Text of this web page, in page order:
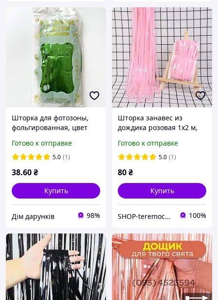
Шторка для фотозоны,
фольгированная, цвет
100*200 см.
Готово к отправке
5.0 (1)
38.60₴
Купить
Дім дарунків 98%
Шторка занавес из
дождика розовая 1х2 м,
создания фотозоны
Готово к отправке
5.0 (1)
80₴
Купить
SHOP-teremochek Интернет магазин 100%